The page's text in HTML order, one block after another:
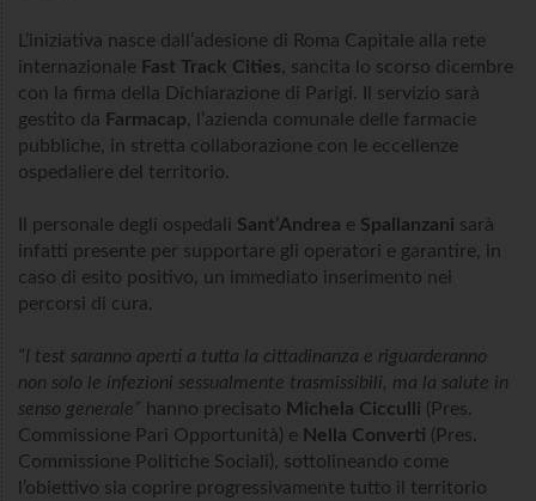
L’iniziativa nasce dall’adesione di Roma Capitale alla rete
internazionale Fast Track Cities, sancita lo scorso dicembre
con la firma della Dichiarazione di Parigi. Il servizio sarà
gestito da Farmacap, l’azienda comunale delle farmacie
pubbliche, in stretta collaborazione con le eccellenze
ospedaliere del territorio.
Il personale degli ospedali Sant’Andrea e Spallanzani sarà
infatti presente per supportare gli operatori e garantire, in
caso di esito positivo, un immediato inserimento nei
percorsi di cura.
“I test saranno aperti a tutta la cittadinanza e riguarderanno
non solo le infezioni sessualmente trasmissibili, ma la salute in
senso generale” hanno precisato Michela Cicculli (Pres.
Commissione Pari Opportunità) e Nella Converti (Pres.
Commissione Politiche Sociali), sottolineando come
l’obiettivo sia coprire progressivamente tutto il territorio